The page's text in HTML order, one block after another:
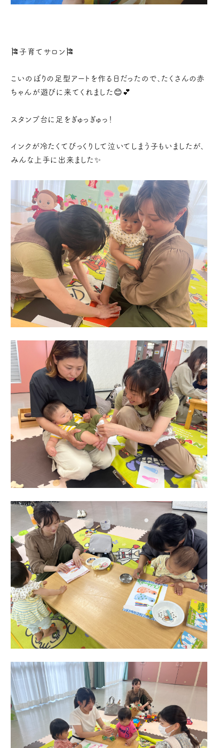
🎏子育てサロン🎏
こいのぼりの足型アートを作る日だったので、たくさんの赤
ちゃんが遊びに来てくれました😊💕
スタンプ台に足をぎゅっぎゅっ！
インクが冷たくてびっくりして泣いてしまう子もいましたが、
みんな上手に出来ました✨